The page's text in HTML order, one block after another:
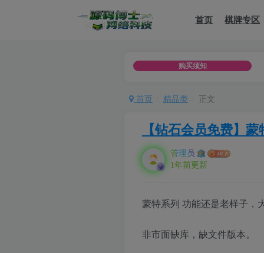
首页 棋牌专区
购买须知
用途，或者商业用途，一律用于者承担
首页 精品类 正文
【钻石会员免费】
管理员
1年前更新
蒙特系列 功能还是老样子，
非市面缺库，缺文件版本。